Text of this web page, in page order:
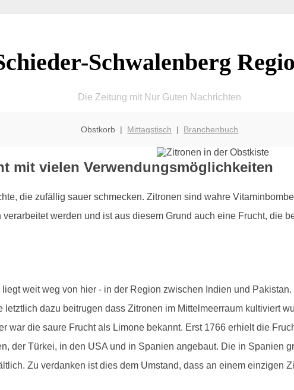
Schwalenberg
Die Zeitung mit Nur Guten Nachrichten
Obstkorb | Mittagstisch | Branchenbuch
mit vielen Verwendungsmöglichkeiten
die zufällig sauer schmecken. Zitronen sind wahre
werden und ist aus diesem Grund auch eine Frucht, die
weit weg von hier - in der Region zwischen Indien und
letztlich dazu beitrugen dass Zitronen im Mittelmeerraum kultiviert
war die saure Frucht als Limone bekannt. Erst 1766 erhielt die
der Türkei, in den USA und in Spanien angebaut. Die in Spanien
Zu verdanken ist dies dem Umstand, dass an einem einzigen